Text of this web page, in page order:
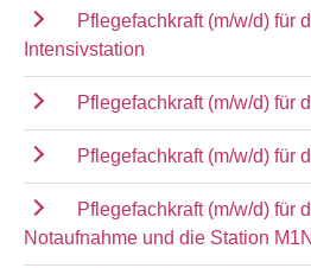
Pflegefachkraft (m/w/d) für
Intensivstation
Pflegefachkraft (m/w/d) für
Pflegefachkraft (m/w/d) für
Pflegefachkraft (m/w/d) für
Notaufnahme und die Station